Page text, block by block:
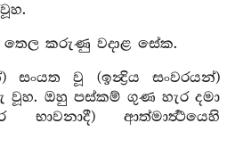
කරුණු වදාළ සේක.
සංයත වූ (ඉන්‍ද්‍රිය සංවරයන්)
ඔහු පස්කම් ගුණ හැර දමා
භාවනාදී) ආත්මාර්‍ත්‍ථයෙහි